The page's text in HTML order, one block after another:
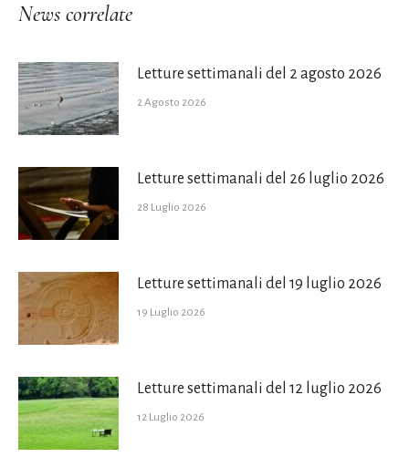
News correlate
Letture settimanali del 2 agosto 2026
2 Agosto 2026
Letture settimanali del 26 luglio 2026
28 Luglio 2026
Letture settimanali del 19 luglio 2026
19 Luglio 2026
Letture settimanali del 12 luglio 2026
12 Luglio 2026